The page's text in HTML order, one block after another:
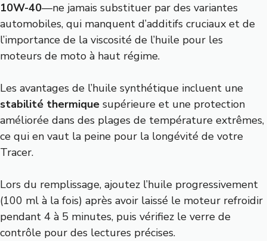
10W-40—ne jamais substituer par des variantes
automobiles, qui manquent d’additifs cruciaux et de
l’importance de la viscosité de l’huile pour les
moteurs de moto à haut régime.
Les avantages de l’huile synthétique incluent une
stabilité thermique supérieure et une protection
améliorée dans des plages de température extrêmes,
ce qui en vaut la peine pour la longévité de votre
Tracer.
Lors du remplissage, ajoutez l’huile progressivement
(100 ml à la fois) après avoir laissé le moteur refroidir
pendant 4 à 5 minutes, puis vérifiez le verre de
contrôle pour des lectures précises.